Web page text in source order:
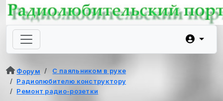
Форум
С паяльником в руке
Радиолюбителю конструктору
Ремонт радио-розетки